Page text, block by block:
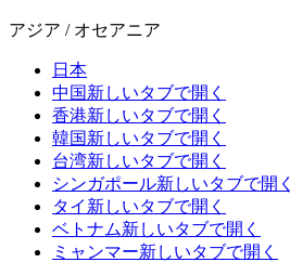
アジア / オセアニア
日本
中国新しいタブで開く
香港新しいタブで開く
韓国新しいタブで開く
台湾新しいタブで開く
シンガポール新しいタブで開く
タイ 新しいタブで開く
ベトナム新しいタブで開く
ミャンマー新しいタブで開く